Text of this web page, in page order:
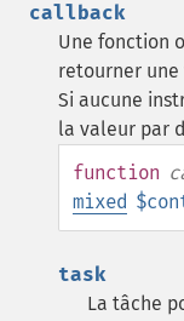
callback
Une fonction
retourner
Si aucune
la valeur par
function
mixed
task
La tâche